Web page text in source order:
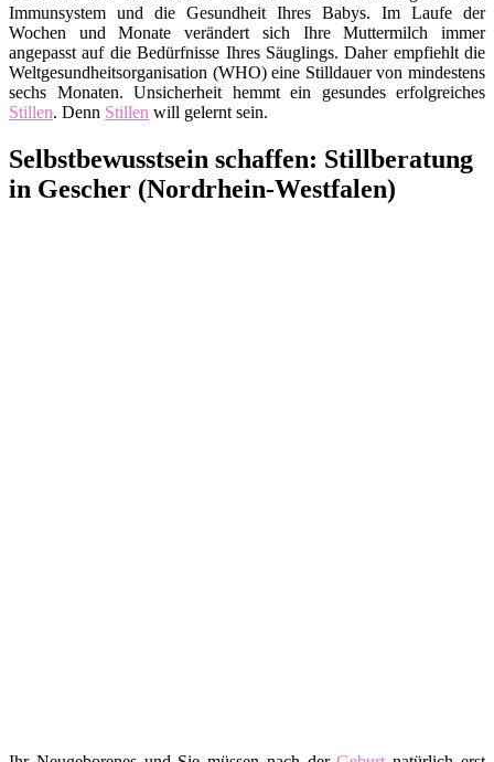
Immunsystem und die Gesundheit Ihres Babys. Im Laufe der
Wochen und Monate verändert sich Ihre Muttermilch immer
angepasst auf die Bedürfnisse Ihres Säuglings. Daher empfiehlt die
Weltgesundheitsorganisation (WHO) eine Stilldauer von mindestens
sechs Monaten. Unsicherheit hemmt ein gesundes erfolgreiches
Stillen. Denn Stillen will gelernt sein.
Selbstbewusstsein schaffen: Stillberatung
in Gescher (Nordrhein-Westfalen)